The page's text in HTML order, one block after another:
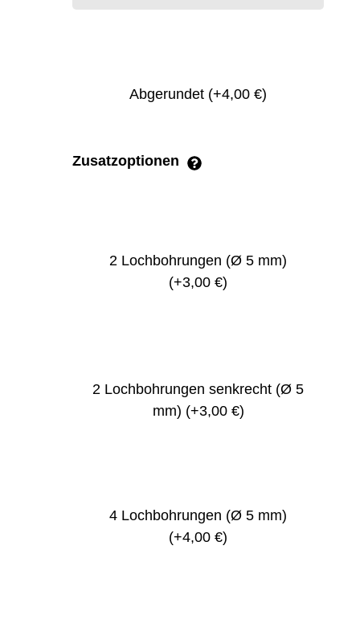
Abgerundet (+4,00 €)
Zusatzoptionen
2 Lochbohrungen (Ø 5 mm)
(+3,00 €)
2 Lochbohrungen senkrecht (Ø 5
mm) (+3,00 €)
4 Lochbohrungen (Ø 5 mm)
(+4,00 €)